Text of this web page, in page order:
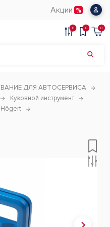
Акции
0 0 0
ДЛЯ АВТОСЕРВИСА
Кузовной инструмент
Högert